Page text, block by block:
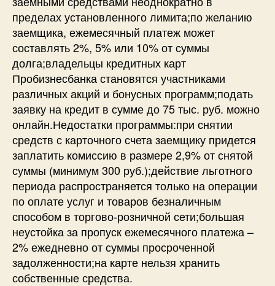
пределах установленного лимита;по желанию
заемщика, ежемесячный платеж может
составлять 2%, 5% или 10% от суммы
долга;владельцы кредитных карт
Пробизнесбанка становятся участниками
различных акций и бонусных программ;подать
заявку на кредит в сумме до 75 тыс. руб. можно
онлайн.Недостатки программы:при снятии
средств с карточного счета заемщику придется
заплатить комиссию в размере 2,9% от снятой
суммы (минимум 300 руб.);действие льготного
периода распространяется только на операции
по оплате услуг и товаров безналичным
способом в торгово-розничной сети;большая
неустойка за пропуск ежемесячного платежа –
2% ежедневно от суммы просроченной
задолженности;на карте нельзя хранить
собственные средства.